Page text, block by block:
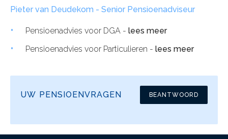
Pieter van Deudekom - Senior Pensioenadviseur
Pensioenadvies voor DGA - lees meer
Pensioenadvies voor Particulieren - lees meer
UW PENSIOENVRAGEN BEANTWOORD